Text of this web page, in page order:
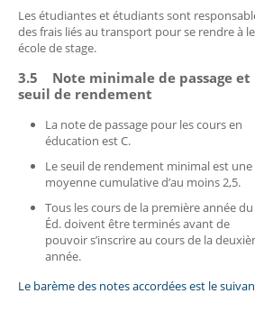
Les étudiantes et étudiants sont
des frais liés au transport pour se rendre à
école de stage.
3.5 Note minimale de passage et
seuil de rendement
La note de passage pour les cours en
éducation est C.
Le seuil de rendement minimal est une
moyenne cumulative d’au moins 2,5.
Tous les cours de la première année du
Éd. doivent être terminés avant de
pouvoir s’inscrire au cours de la
année.
Le barème des notes accordées est le